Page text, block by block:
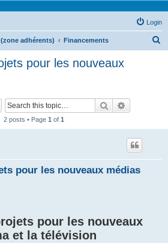
Login
adhérents) Financements
pour les nouveaux
Search
2 posts • Page 1 of 1
pour les nouveaux médias
pour les nouveaux
et la télévision